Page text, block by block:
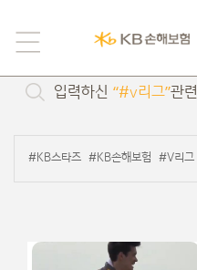
입력하신 “#v리그”관련
#KB스타즈 #KB손해보험 #V리그